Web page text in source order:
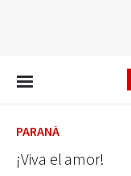
PARANÁ
¡Viva el amor!